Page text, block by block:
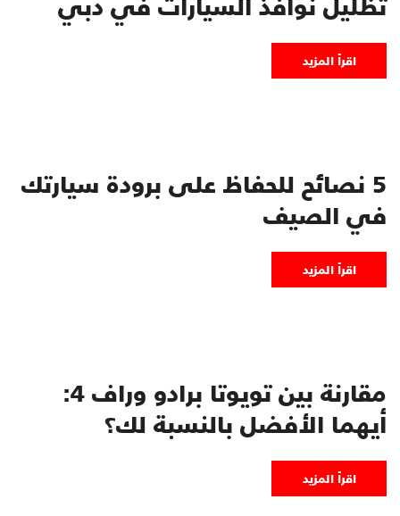
اقرأ المزيد
5 نصائح للحفاظ على برودة سيارتك
في الصيف
اقرأ المزيد
مقارنة بين تويوتا برادو وراف 4:
أيهما الأفضل بالنسبة لك؟
اقرأ المزيد